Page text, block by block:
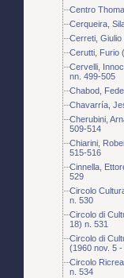
Centro
Cerqueira,
Cerreti,
Cerutti, Furio
Cervelli,
nn. 499-505
Chabod,
Chavarría,
Cherubini,
509-514
Chiarini,
515-516
Cinnella,
529
Circolo
n. 530
Circolo di
18) n. 531
Circolo di
(1960 nov. 5
Circolo
n. 534